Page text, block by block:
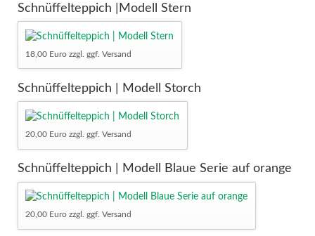
Schnüffelteppich |Modell Stern
18,00 Euro zzgl. ggf. Versand
Schnüffelteppich | Modell Storch
20,00 Euro zzgl. ggf. Versand
Schnüffelteppich | Modell Blaue Serie auf orange
20,00 Euro zzgl. ggf. Versand